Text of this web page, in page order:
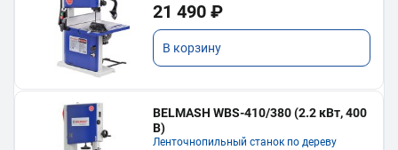
21 490 ₽
В корзину
BELMASH WBS-410/380 (2.2 кВт, 400
В)
Ленточнопильный станок по дереву